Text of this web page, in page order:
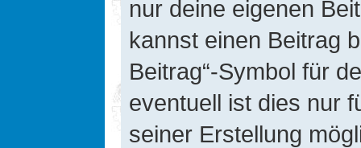
nur deine eigenen
kannst einen Beitrag
Beitrag“-Symbol für
eventuell ist dies nur
seiner Erstellung